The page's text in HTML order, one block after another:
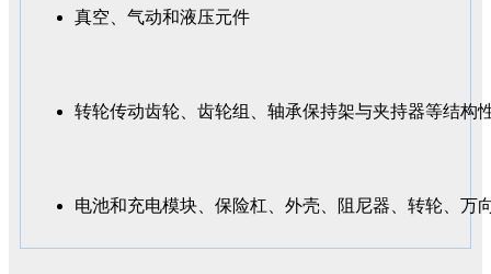
真空、气动和液压元件
转轮传动齿轮、齿轮组、轴承保持架与夹持器等结构
电池和充电模块、保险杠、外壳、阻尼器、转轮、万